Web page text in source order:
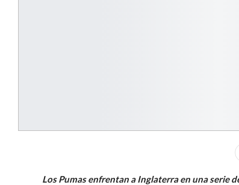
Los Pumas enfrentan a Inglaterra en una serie